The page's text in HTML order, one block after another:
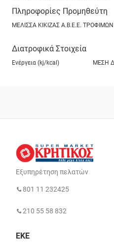
Πληροφορίες Προμηθεύτη
ΜΕΛΙΣΣΑ ΚΙΚΙΖΑΣ Α.Β.Ε.Ε.
Διατροφικά Στοιχεία
Ενέργεια (kj/kcal) ΜΕΣΗ
Εξυπηρέτηση πελατών
801 11 232425
210 55 58 832
ΕΚΕ